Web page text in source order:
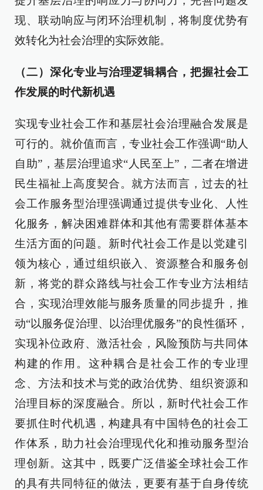
现、联动响应与闭环治理机制，将制度优势有
效转化为社会治理的实际效能。
（二）深化专业与治理逻辑耦合，把握社会工
作发展的时代新机遇
实现专业社会工作和基层社会治理融合发展是
可行的。就价值而言，专业社会工作强调“助人
自助”，基层治理追求“人民至上”，二者在增进
民生福祉上高度契合。就方法而言，过去的社
会工作服务型治理强调通过提供专业化、人性
化服务，解决困难群体和其他有需要群体基本
生活方面的问题。新时代社会工作是以党建引
领为核心，通过组织嵌入、资源整合和服务创
新，将党的群众路线与社会工作专业方法相结
合，实现治理效能与服务质量的同步提升，推
动“以服务促治理、以治理优服务”的良性循环，
实现补位政府、激活社会，风险预防与共同体
构建的作用。这种耦合是社会工作的专业理
念、方法和技术与党的政治优势、组织资源和
治理目标的深度融合。所以，新时代社会工作
要抓住时代机遇，构建具有中国特色的社会工
作体系，助力社会治理现代化和推动服务型治
理创新。这其中，既要广泛借鉴全球社会工作
的具有共同特征的做法，更要有基于自身传统